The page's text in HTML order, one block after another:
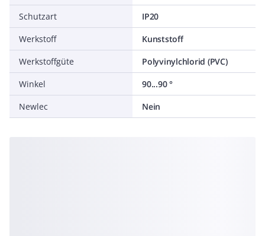
Schutzart
IP20
Werkstoff
Kunststoff
Werkstoffgüte
Polyvinylchlorid (PVC)
Winkel
90...90 °
Newlec
Nein